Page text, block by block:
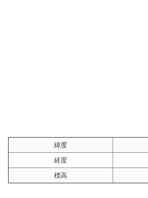
緯度
経度
標高